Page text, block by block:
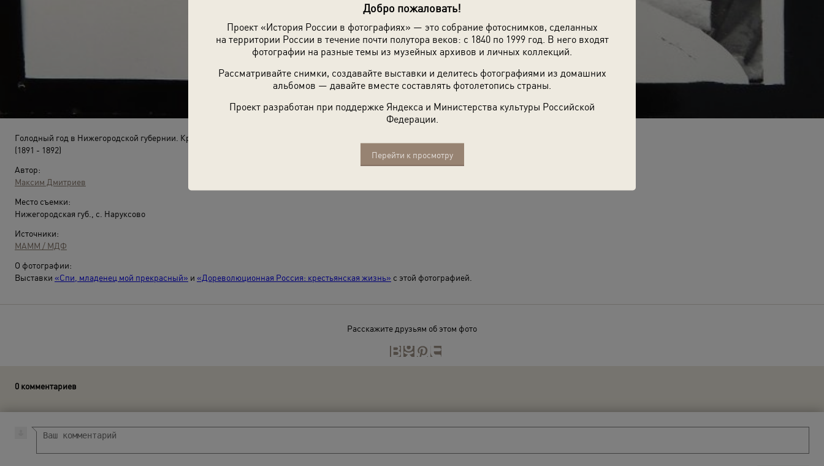
Добро пожаловать!
Проект «История России в фотографиях» — это собрание фотоснимков, сделанных
на территории России в течение почти полутора веков: с 1840 по 1999 год. В него входят
фотографии на разные темы из музейных архивов и личных коллекций.
Рассматривайте снимки, создавайте выставки и делитесь фотографиями из домашних
альбомов — давайте вместе составлять фотолетопись страны.
Проект разработан при поддержке Яндекса и Министерства культуры Российской
Федерации.
Перейти к просмотру
Голодный год в Нижегородской губернии. Крестьянка Синицына и ее пятидневный ребенок, больные тифом
(1891 - 1892)
Автор:
Максим Дмитриев
Место съемки:
Нижегородская губ., с. Наруксово
Источники:
МАММ / МДФ
О фотографии:
Выставки «Спи, младенец мой прекрасный» и «Дореволюционная Россия: крестьянская жизнь» с этой фотографией.
Расскажите друзьям об этом фото
0 комментариев